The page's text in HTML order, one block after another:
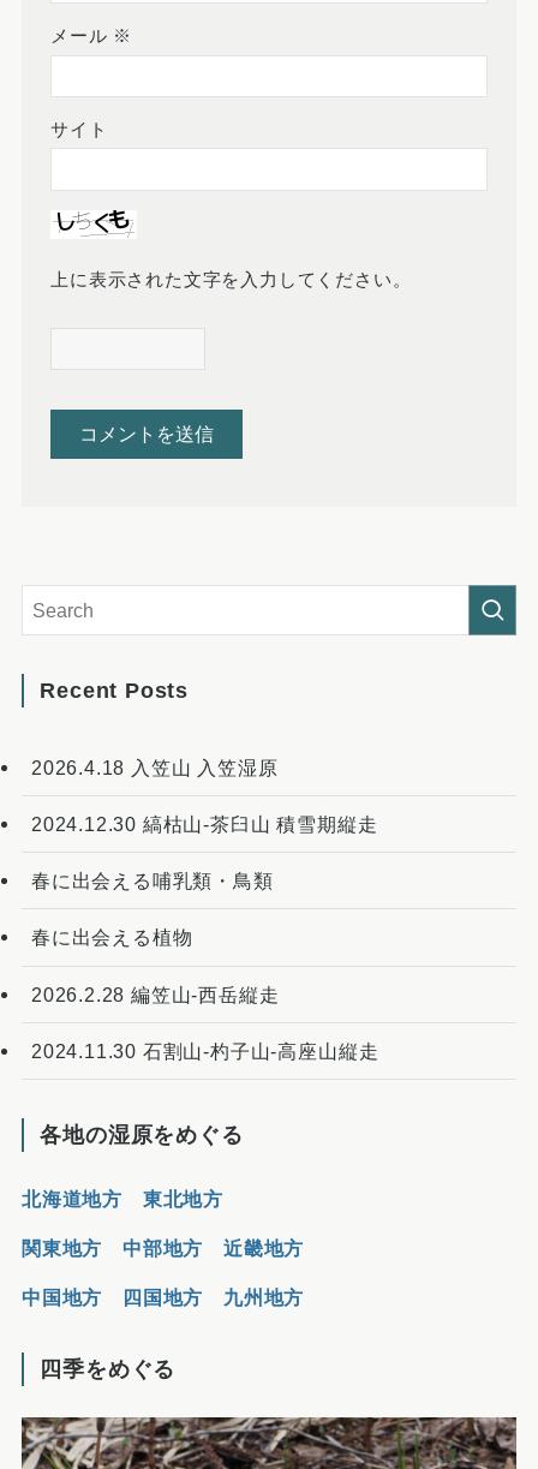
メール ※
サイト
上に表示された文字を入力してください。
Recent Posts
2026.4.18 入笠山 入笠湿原
2024.12.30 縞枯山-茶臼山 積雪期縦走
春に出会える哺乳類・鳥類
春に出会える植物
2026.2.28 編笠山-西岳縦走
2024.11.30 石割山-杓子山-高座山縦走
各地の湿原をめぐる
北海道地方 東北地方
関東地方 中部地方 近畿地方
中国地方 四国地方 九州地方
四季をめぐる